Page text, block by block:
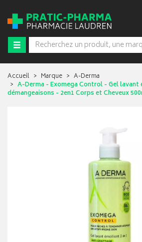
Accueil Marque
A-Derma
A-Derma - Exomega Control - Gel
démangeaisons - 2en1 Corps et Cheveux